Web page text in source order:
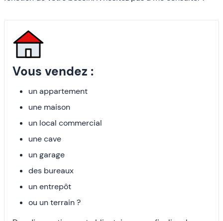
Vous vendez :
un appartement
une maison
un local commercial
une cave
un garage
des bureaux
un entrepôt
ou un terrain ?